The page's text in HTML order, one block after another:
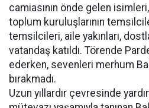
camiasının önde gelen
toplum kuruluşlarının
temsilcileri, aile yakınları,
vatandaş katıldı. Törende
ederken, sevenleri merhum
bırakmadı.
Uzun yıllardır çevresinde